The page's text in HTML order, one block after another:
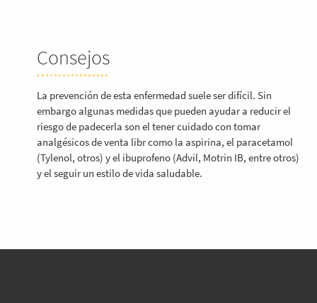
Consejos
La prevención de esta enfermedad suele ser difícil. Sin
embargo algunas medidas que pueden ayudar a reducir el
riesgo de padecerla son el tenercuidado con tomar
analgésicos de venta libr como la aspirina, el paracetamol
(Tylenol, otros) y el ibuprofeno (Advil, Motrin IB, entre otros)
y el seguir un estilo de vida saludable.